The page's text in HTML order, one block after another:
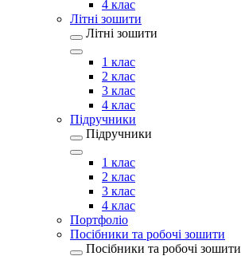
4 клас
Літні зошити
Літні зошити
1 клас
2 клас
3 клас
4 клас
Підручники
Підручники
1 клас
2 клас
3 клас
4 клас
Портфоліо
Посібники та робочі зошити
Посібники та робочі зошити